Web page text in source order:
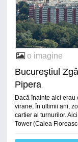
o imagine
Bucureştiul
Pipera
Dacă înainte aici erau
virane, în ultimii ani,
cartier al turnurilor.
Tower (Calea